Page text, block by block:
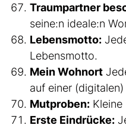
Traumpartner
seine:n ideale:n
Lebensmotto:
Lebensmotto.
Mein Wohnort
auf einer
Mutproben:
Erste Eindrücke: